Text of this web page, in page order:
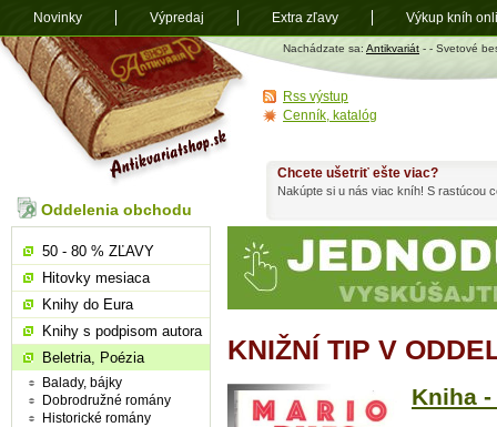
Antikvariát
shop.sk
Nachádzate sa: Antikvariát - - Svetové
KNIŽNÍ TIP V
Kniha
Chcete ušetriť ešte viac?
Nakúpte si u nás viac kníh! S rastúcou
Oddelenia obchodu
50 - 80 % ZĽAVY
Hitovky mesiaca
Knihy do Eura
Knihy s podpisom autora
Beletria, Poézia
Balady, bájky
Dobrodružné romány
Historické romány
Rss výstup
Cenník, katalóg
Novinky Výpredaj Extra zľavy Výkup kníh